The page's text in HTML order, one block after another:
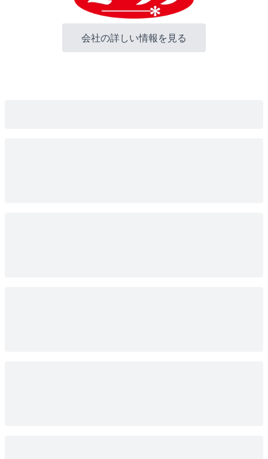
会社の詳しい情報を見る